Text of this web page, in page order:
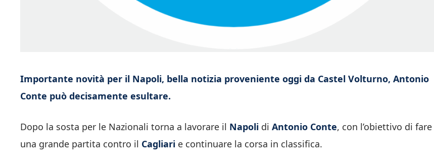
Importante novità per il Napoli, bella notizia proveniente oggi da Castel Volturno, Antonio
Conte può decisamente esultare.
Dopo la sosta per le Nazionali torna a lavorare il Napoli di Antonio Conte, con l’obiettivo di fare
una grande partita contro il Cagliari e continuare la corsa in classifica.